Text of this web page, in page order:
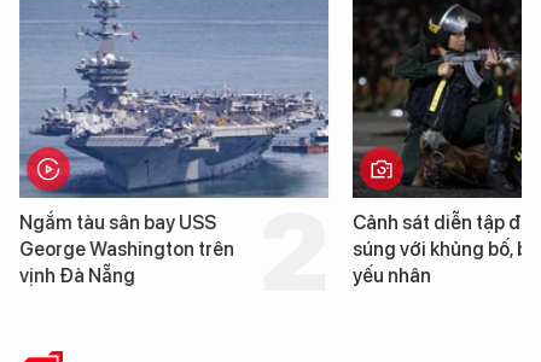
Cảnh sát diễn tập đấu
súng với khủng bố, bảo vệ
yếu nhân
Hình ảnh đầu tiên về
tàu sân bay USS
Washington vừa đến